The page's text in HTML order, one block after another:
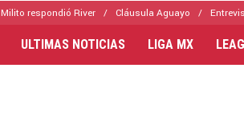
Milito respondió River Cláusula Aguayo
ULTIMAS NOTICIAS LIGA MX